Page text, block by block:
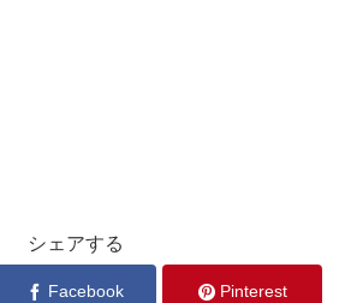
シェアする
Facebook Pinterest